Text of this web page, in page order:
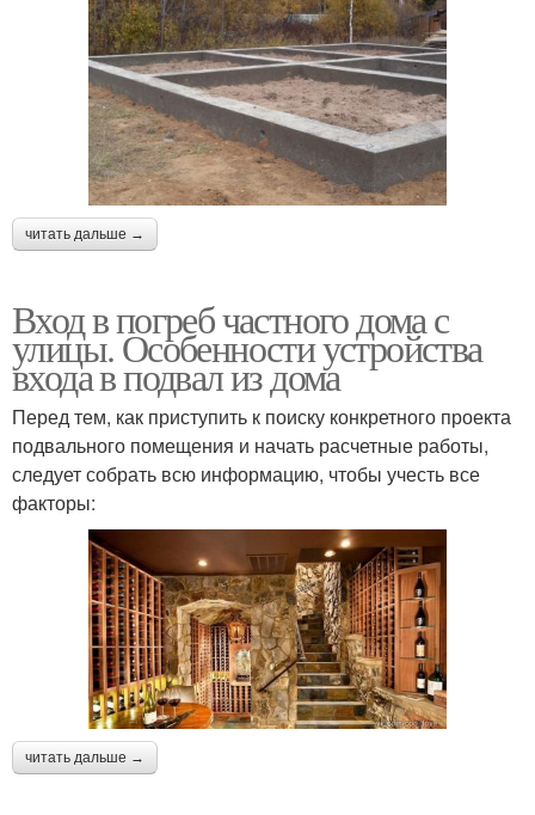
читать дальше →
Вход в погреб частного дома с
улицы. Особенности устройства
входа в подвал из дома
Перед тем, как приступить к поиску конкретного проекта
подвального помещения и начать расчетные работы,
следует собрать всю информацию, чтобы учесть все
факторы:
читать дальше →